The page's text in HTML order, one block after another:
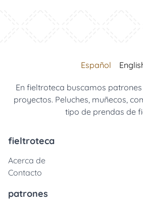
Español
En fieltroteca buscamos
proyectos. Peluches, muñecos,
tipo de prendas de
fieltroteca
Acerca de
Contacto
patrones